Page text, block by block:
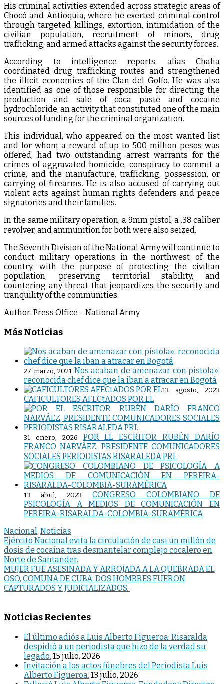
His criminal activities extended across strategic areas of
Chocó and Antioquia, where he exerted criminal control
through targeted killings, extortion, intimidation of the
civilian population, recruitment of minors, drug
trafficking, and armed attacks against the security forces.
According to intelligence reports, alias Chalia
coordinated drug trafficking routes and strengthened
the illicit economies of the Clan del Golfo. He was also
identified as one of those responsible for directing the
production and sale of coca paste and cocaine
hydrochloride, an activity that constituted one of the main
sources of funding for the criminal organization.
This individual, who appeared on the most wanted list
and for whom a reward of up to 500 million pesos was
offered, had two outstanding arrest warrants for the
crimes of aggravated homicide, conspiracy to commit a
crime, and the manufacture, trafficking, possession, or
carrying of firearms. He is also accused of carrying out
violent acts against human rights defenders and peace
signatories and their families.
In the same military operation, a 9mm pistol, a .38 caliber
revolver, and ammunition for both were also seized.
The Seventh Division of the National Army will continue to
conduct military operations in the northwest of the
country, with the purpose of protecting the civilian
population, preserving territorial stability, and
countering any threat that jeopardizes the security and
tranquility of the communities.
Author: Press Office – National Army
Más Noticias
27 marzo, 2021 Nos acaban de amenazar con pistola»:
reconocida chef dice que la iban a atracar en Bogotá
13 agosto, 2023
CAFICULTORES AFECtADOS POR EL
31 enero, 2026
POR EL ESCRITOR RUBÉN DARÍO
FRANCO NARVÁEZ, PRESIDENTE COMUNICADORES
SOCIALES PERIODISTAS RISARALEDA PRI.
13 abril, 2023
CONGRESO COLOMBIANO DE
PSICOLOGÍA A MEDIOS DE COMUNICACIÓN EN
PEREIRA-RISARALDA-COLOMBIA-SURAMÉRICA
Nacional, Noticias
Navegación
de
entradas
Ejército Nacional evita la circulación de casi un millón de
dosis de cocaína tras desmantelar complejo cocalero en
Norte de Santander.
MUJER FUE ASESINADA Y ARROJADA A LA QUEBRADA EL
OSO, COMUNA DE CUBA: DOS HOMBRES FUERON
CAPTURADOS Y JUDICIALIZADOS.
Noticias Recientes
El último adiós a Luis Alberto Figueroa: Risaralda
despidió a un periodista que hizo de la verdad su
legado. 15 julio, 2026
Invitación a los actos fúnebres del Periodista Luis
Alberto Figueroa. 13 julio, 2026